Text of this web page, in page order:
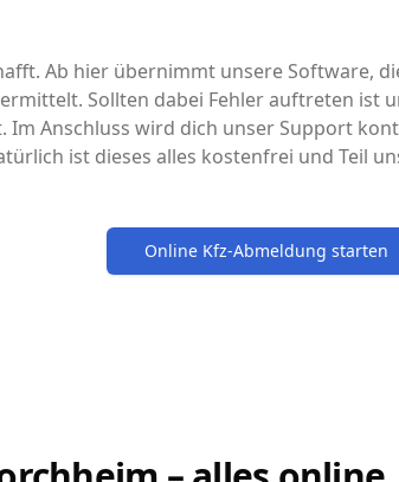
Ab hier übernimmt unsere Software,
Sollten dabei Fehler auftreten ist
Im Anschluss wird dich unser Support
ist dieses alles kostenfrei und Teil
Online Kfz-Abmeldung starten